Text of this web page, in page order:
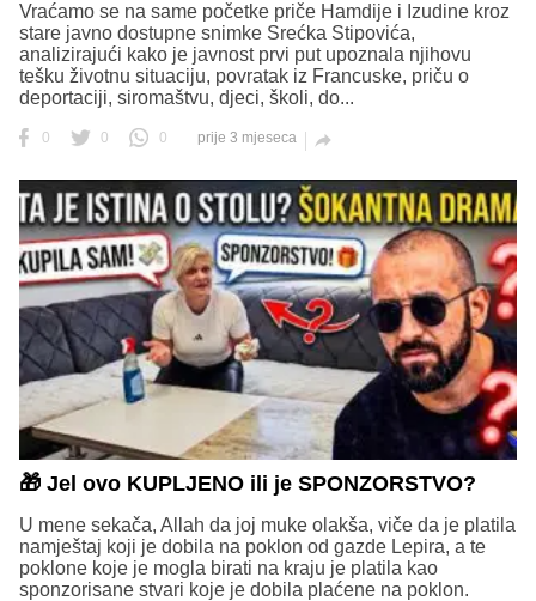
Vraćamo se na same početke priče Hamdije i Izudine kroz
stare javno dostupne snimke Srećka Stipovića,
analizirajući kako je javnost prvi put upoznala njihovu
tešku životnu situaciju, povratak iz Francuske, priču o
deportaciji, siromaštvu, djeci, školi, do...
0 0 0 prije 3 mjeseca 
🎁 Jel ovo KUPLJENO ili je SPONZORSTVO?
U mene sekača, Allah da joj muke olakša, viče da je platila
namještaj koji je dobila na poklon od gazde Lepira, a te
poklone koje je mogla birati na kraju je platila kao
sponzorisane stvari koje je dobila plaćene na poklon.